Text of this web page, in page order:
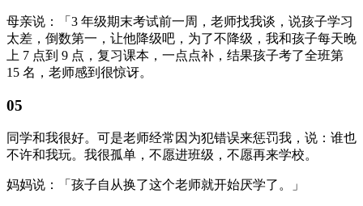
母亲说：「3 年级期末考试前一周，老师找我谈，说孩子学习
太差，倒数第一，让他降级吧，为了不降级，我和孩子每天晚
上 7 点到 9 点，复习课本，一点点补，结果孩子考了全班第
15 名，老师感到很惊讶。
05
同学和我很好。可是老师经常因为犯错误来惩罚我，说：谁也
不许和我玩。我很孤单，不愿进班级，不愿再来学校。
妈妈说：「孩子自从换了这个老师就开始厌学了。」